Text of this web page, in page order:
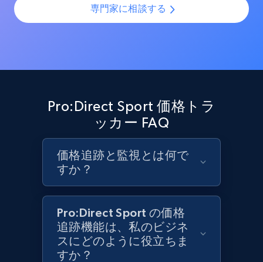
Target - Gather data on products using
specified keywords
URL, Product id, Title, Product description,
Rating, Reviews count, Initial price, Discount,
and more.
1.3K+ 176+ 今すぐ始める
専門家に相談する
Pro:Direct Sport 価格トラ
ッカー FAQ
価格追跡と監視とは何で
すか？
Pro:Direct Sport の価格
追跡機能は、私のビジネ
スにどのように役立ちま
すか？